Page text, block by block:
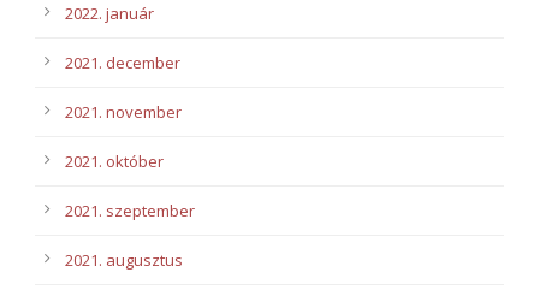
2022. január
2021. december
2021. november
2021. október
2021. szeptember
2021. augusztus